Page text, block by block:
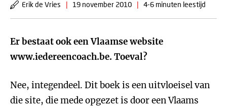
Erik de Vries | 19 november 2010 | 4-6 minuten leestijd
Er bestaat ook een Vlaamse website
www.iedereencoach.be. Toeval?
Nee, integendeel. Dit boek is een uitvloeisel van
die site, die mede opgezet is door een Vlaams